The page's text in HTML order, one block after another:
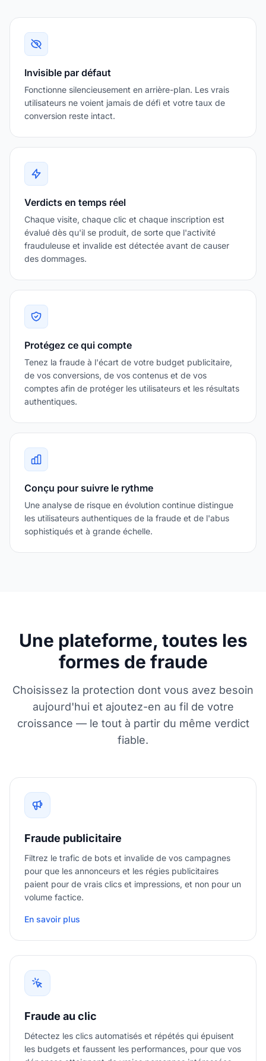
Invisible par défaut
Fonctionne silencieusement en arrière-plan. Les vrais
utilisateurs ne voient jamais de défi et votre taux de
conversion reste intact.
Verdicts en temps réel
Chaque visite, chaque clic et chaque inscription est
évalué dès qu'il se produit, de sorte que l'activité
frauduleuse et invalide est détectée avant de causer
des dommages.
Protégez ce qui compte
Tenez la fraude à l'écart de votre budget publicitaire,
de vos conversions, de vos contenus et de vos
comptes afin de protéger les utilisateurs et les résultats
authentiques.
Conçu pour suivre le rythme
Une analyse de risque en évolution continue distingue
les utilisateurs authentiques de la fraude et de l'abus
sophistiqués et à grande échelle.
Une plateforme, toutes les
formes de fraude
Choisissez la protection dont vous avez besoin
aujourd'hui et ajoutez-en au fil de votre
croissance — le tout à partir du même verdict
fiable.
Fraude publicitaire
Filtrez le trafic de bots et invalide de vos campagnes
pour que les annonceurs et les régies publicitaires
paient pour de vrais clics et impressions, et non pour un
volume factice.
En savoir plus
Fraude au clic
Détectez les clics automatisés et répétés qui épuisent
les budgets et faussent les performances, pour que vos